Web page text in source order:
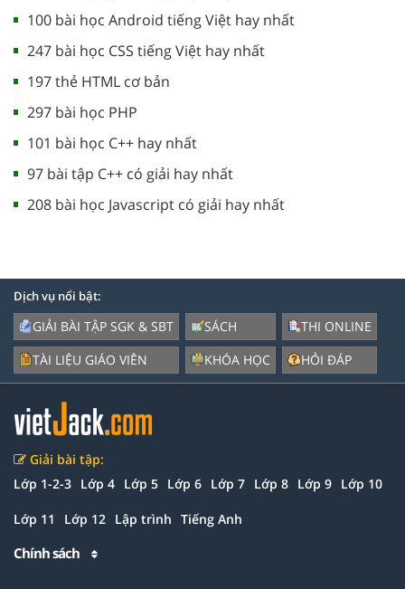
100 bài học Android tiếng Việt hay nhất
247 bài học CSS tiếng Việt hay nhất
197 thẻ HTML cơ bản
297 bài học PHP
101 bài học C++ hay nhất
97 bài tập C++ có giải hay nhất
208 bài học Javascript có giải hay nhất
Dịch vụ nổi bật:
GIẢI BÀI TẬP SGK & SBT
TÀI LIỆU GIÁO VIÊN
SÁCH
KHÓA HỌC
THI ONLINE
HỎI ĐÁP
Giải bài tập:
Lớp 1-2-3 Lớp 4 Lớp 5 Lớp 6 Lớp 7 Lớp 8 Lớp 9 Lớp 10
Lớp 11 Lớp 12 Lập trình Tiếng Anh
Chính sách